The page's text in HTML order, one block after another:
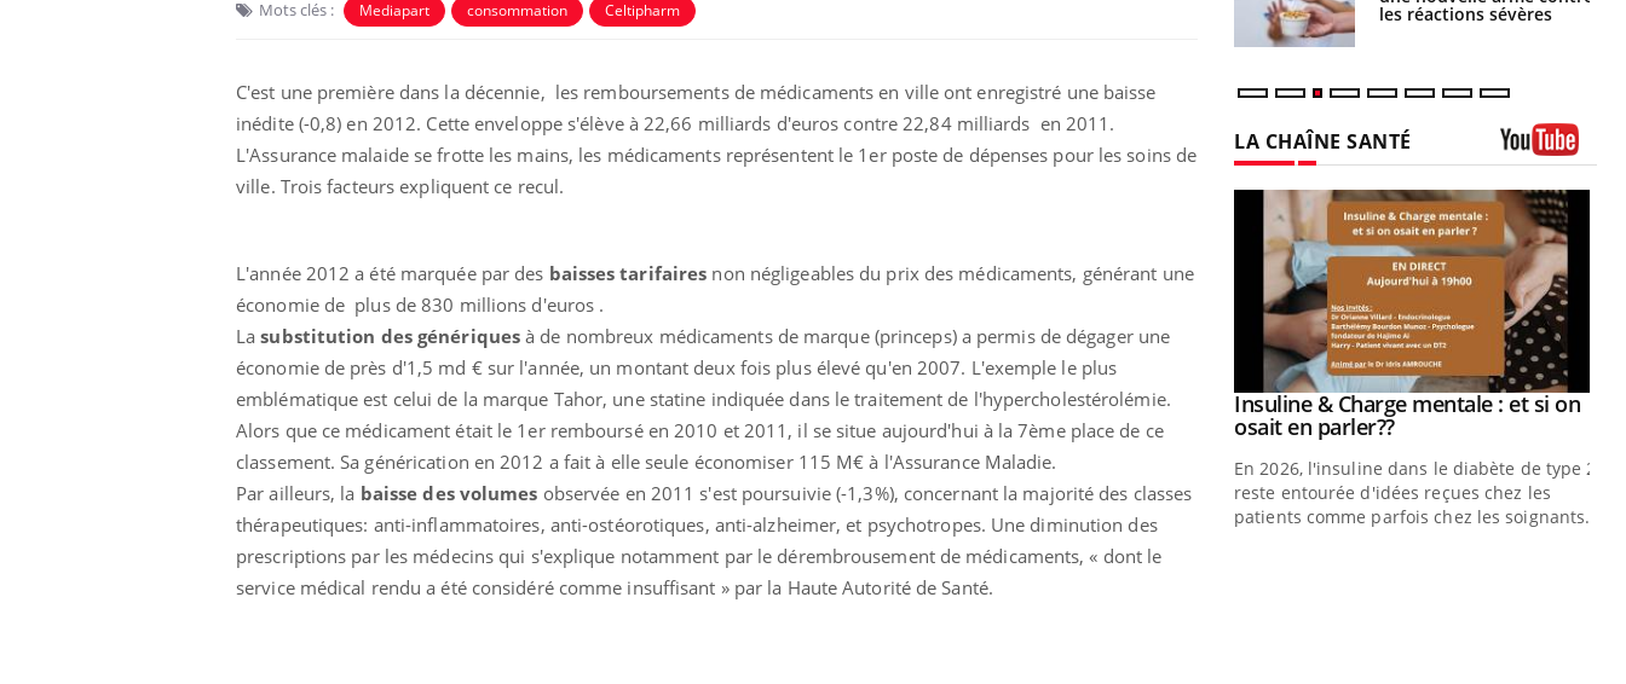
Mots clés : Mediapart consommation Celtipharm
C'est une première dans la décennie, les remboursements de médicaments en ville ont enregistré une baisse
inédite (-0,8) en 2012. Cette enveloppe s'élève à 22,66 milliards d'euros contre 22,84 milliards en 2011.
L'Assurance malaide se frotte les mains, les médicaments représentent le 1er poste de dépenses pour les soins de
ville. Trois facteurs expliquent ce recul.
L'année 2012 a été marquée par des baisses tarifaires non négligeables du prix des médicaments, générant une
économie de plus de 830 millions d'euros .
Lasubstitution des génériques à de nombreux médicaments de marque (princeps) a permis de dégager une
économie de près d'1,5 md € sur l'année, un montant deux fois plus élevé qu'en 2007. L'exemple le plus
emblématique est celui de la marque Tahor, une statine indiquée dans le traitement de l'hypercholestérolémie.
Alors que ce médicament était le 1er remboursé en 2010 et 2011, il se situe aujourd'hui à la 7ème place de ce
classement. Sa générication en 2012 a fait à elle seule économiser 115 M€ à l'Assurance Maladie.
Par ailleurs, la baisse des volumes observée en 2011 s'est poursuivie (-1,3%), concernant la majorité des classes
thérapeutiques: anti-inflammatoires, anti-ostéorotiques, anti-alzheimer, et psychotropes. Une diminution des
prescriptions par les médecins qui s'explique notamment par le dérembrousement de médicaments, « dont le
service médical rendu a été considéré comme insuffisant » par la Haute Autorité de Santé.
finalement être bénéfique les réactions sévères
LA CHAÎNE SANTÉ
Youtube
Eczéma Chronique des Mains :
expliquer ma maladie Youtube
Il y a des sujets qui sont faciles à aborder...
d'autres non ! D'un côté, poser des
questions sur la maladie d'un proche c'est
montrer ...
Youtube
Carence en fer : comprendre pour
prévenirYoutube
Fatigue, irritabilité, brouillard mental ou
même alopécie… Les symptômes de la
carence en fer sont multiples ce qui la rend
Youtube
Insuline & Charge mentale : et si on
osait en parler??Youtube
En 2026, l'insuline dans le diabète de type 2
reste entourée d'idées reçues chez les
patients comme parfois chez les soignants.